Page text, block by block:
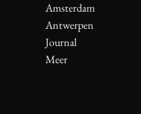
Amsterdam
Antwerpen
Journal
Meer